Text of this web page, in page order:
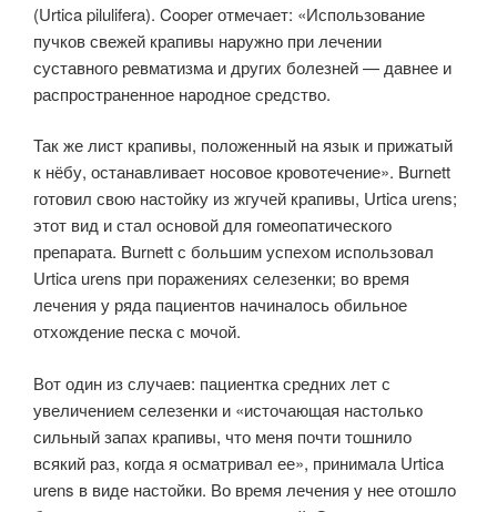
(Urtica pilulifera). Cooper отмечает: «Использование
пучков свежей крапивы наружно при лечении
суставного ревматизма и других болезней — давнее и
распространенное народное средство.
Так же лист крапивы, положенный на язык и прижатый
к нёбу, останавливает носовое кровотечение». Burnett
готовил свою настойку из жгучей крапивы, Urtica urens;
этот вид и стал основой для гомеопатического
препарата. Burnett с большим успехом использовал
Urtica urens при поражениях селезенки; во время
лечения у ряда пациентов начиналось обильное
отхождение песка с мочой.
Вот один из случаев: пациентка средних лет с
увеличением селезенки и «источающая настолько
сильный запах крапивы, что меня почти тошнило
всякий раз, когда я осматривал ее», принимала Urtica
urens в виде настойки. Во время лечения у нее отошло